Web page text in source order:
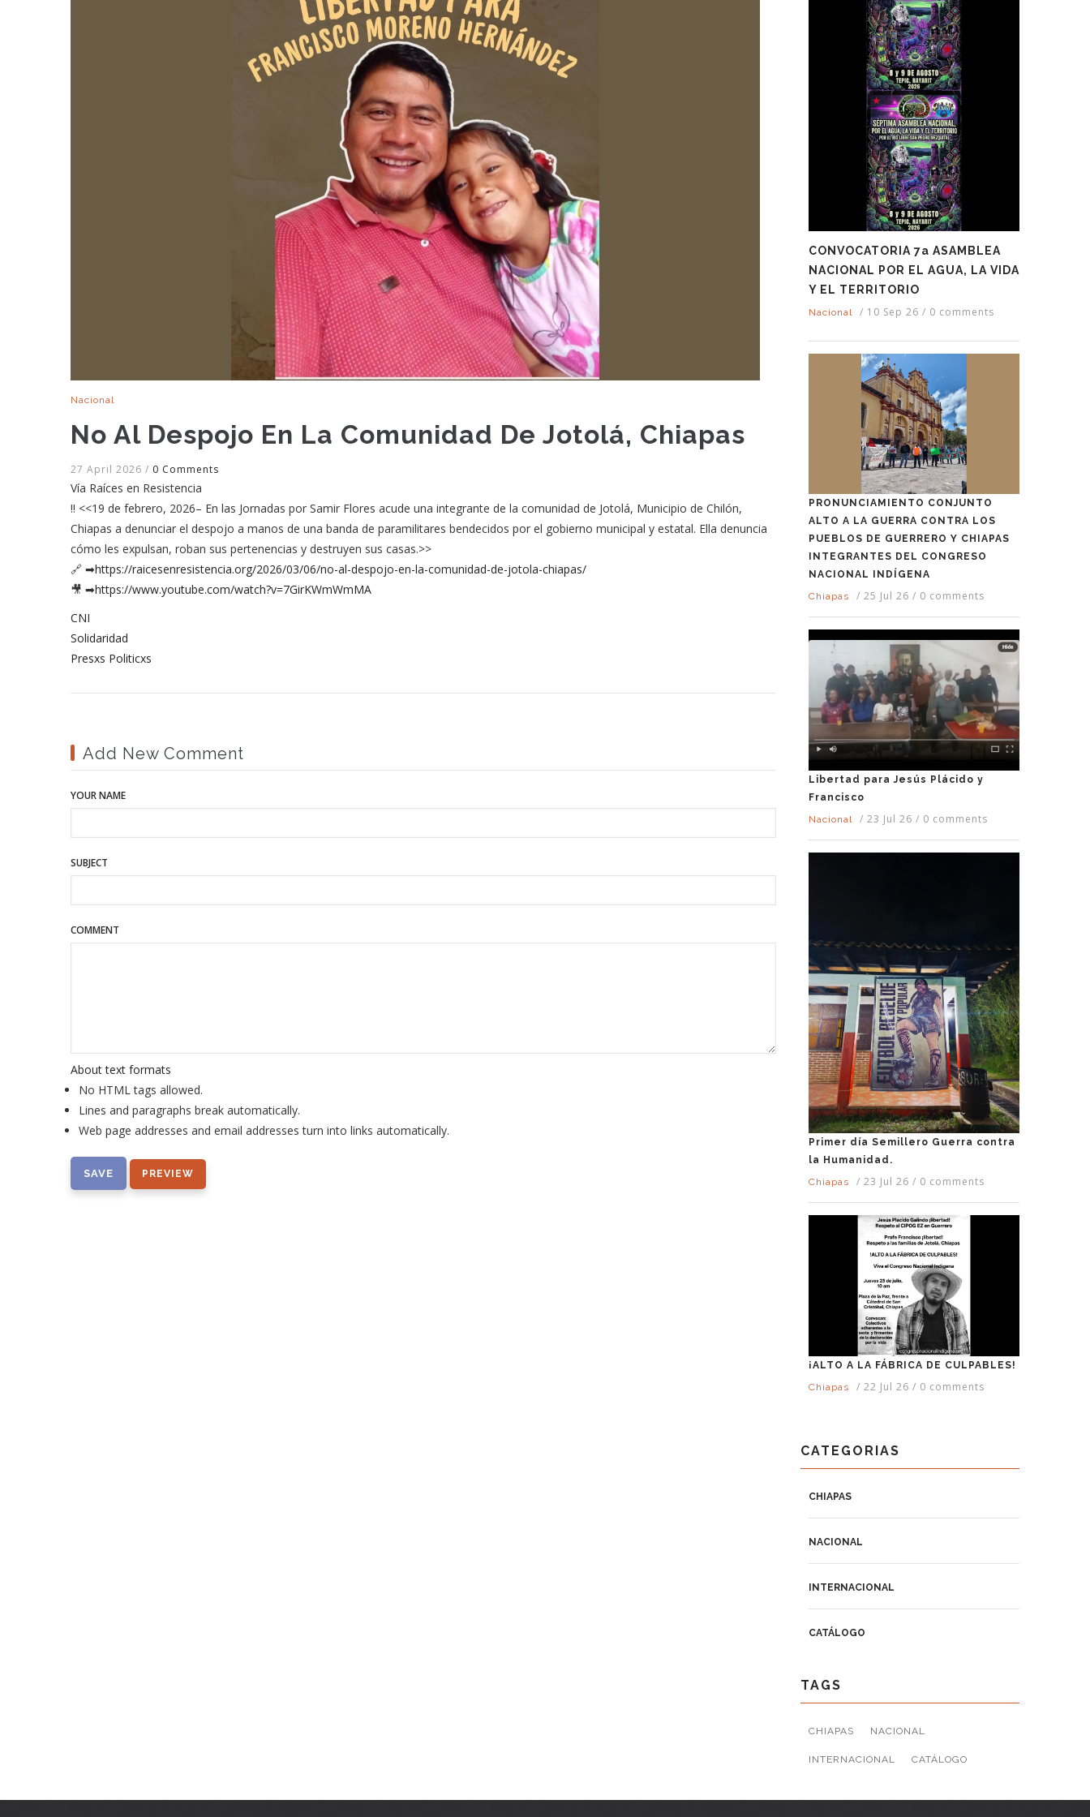
Nacional
No Al Despojo En La Comunidad De Jotolá, Chiapas
27 April 2026 / 0 Comments
Vía Raíces en Resistencia
‼️ <<19 de febrero, 2026– En las Jornadas por Samir Flores acude una integrante de la comunidad de Jotolá, Municipio de Chilón,
Chiapas a denunciar el despojo a manos de una banda de paramilitares bendecidos por el gobierno municipal y estatal. Ella denuncia
cómo les expulsan, roban sus pertenencias y destruyen sus casas.>>
🔗 ➡https://raicesenresistencia.org/2026/03/06/no-al-despojo-en-la-comunidad-de-jotola-chiapas/
🎥 ➡https://www.youtube.com/watch?v=7GirKWmWmMA
CNI
Solidaridad
Presxs Politicxs
Add New Comment
YOUR NAME
SUBJECT
COMMENT
About text formats
No HTML tags allowed.
Lines and paragraphs break automatically.
Web page addresses and email addresses turn into links automatically.
CONVOCATORIA 7a ASAMBLEA
NACIONAL POR EL AGUA, LA VIDA
Y EL TERRITORIO
Nacional / 10 Sep 26 / 0 comments
PRONUNCIAMIENTO CONJUNTO
ALTO A LA GUERRA CONTRA LOS
PUEBLOS DE GUERRERO Y CHIAPAS
INTEGRANTES DEL CONGRESO
NACIONAL INDÍGENA
Chiapas
/ 25 Jul 26 / 0 comments
Libertad para Jesús Plácido y
Francisco
Nacional
/ 23 Jul 26 / 0 comments
Primer día Semillero Guerra contra
la Humanidad.
Chiapas
/ 23 Jul 26 / 0 comments
¡ALTO A LA FÁBRICA DE CULPABLES!
Chiapas
/ 22 Jul 26 / 0 comments
CATEGORIAS
CHIAPAS
NACIONAL
INTERNACIONAL
CATÁLOGO
TAGS
CHIAPAS NACIONAL
INTERNACIONAL CATÁLOGO